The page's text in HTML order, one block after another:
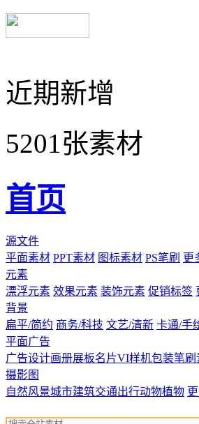
近期新增
5201张素材
首页
源文件
平面素材 PPT素材 图标素材 PS笔刷 更
元素
漂浮元素 效果元素 装饰元素 促销标签
背景
扁平/简约 商务/科技 文艺/清新 卡通/手
平面广告
广告设计画册展板名片VI样机包装笔刷
摄影图
自然风景城市建筑交通出行动物植物